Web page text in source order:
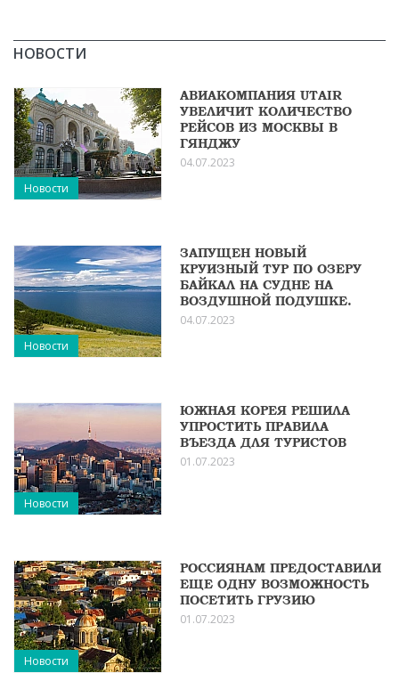
НОВОСТИ
Новости
АВИАКОМПАНИЯ UTAIR
УВЕЛИЧИТ КОЛИЧЕСТВО
РЕЙСОВ ИЗ МОСКВЫ В
ГЯНДЖУ
04.07.2023
Новости
ЗАПУЩЕН НОВЫЙ
КРУИЗНЫЙ ТУР ПО ОЗЕРУ
БАЙКАЛ НА СУДНЕ НА
ВОЗДУШНОЙ ПОДУШКЕ.
04.07.2023
Новости
ЮЖНАЯ КОРЕЯ РЕШИЛА
УПРОСТИТЬ ПРАВИЛА
ВЪЕЗДА ДЛЯ ТУРИСТОВ
01.07.2023
Новости
РОССИЯНАМ ПРЕДОСТАВИЛИ
ЕЩЕ ОДНУ ВОЗМОЖНОСТЬ
ПОСЕТИТЬ ГРУЗИЮ
01.07.2023